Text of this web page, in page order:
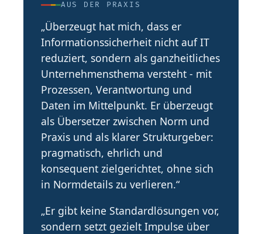
AUS DER PRAXIS
„Überzeugt hat mich, dass er
Informationssicherheit nicht auf IT
reduziert, sondern als ganzheitliches
Unternehmensthema versteht - mit
Prozessen, Verantwortung und
Daten im Mittelpunkt. Er überzeugt
als Übersetzer zwischen Norm und
Praxis und als klarer Strukturgeber:
pragmatisch, ehrlich und
konsequent zielgerichtet, ohne sich
in Normdetails zu verlieren.“
„Er gibt keine Standardlösungen vor,
sondern setzt gezielt Impulse über